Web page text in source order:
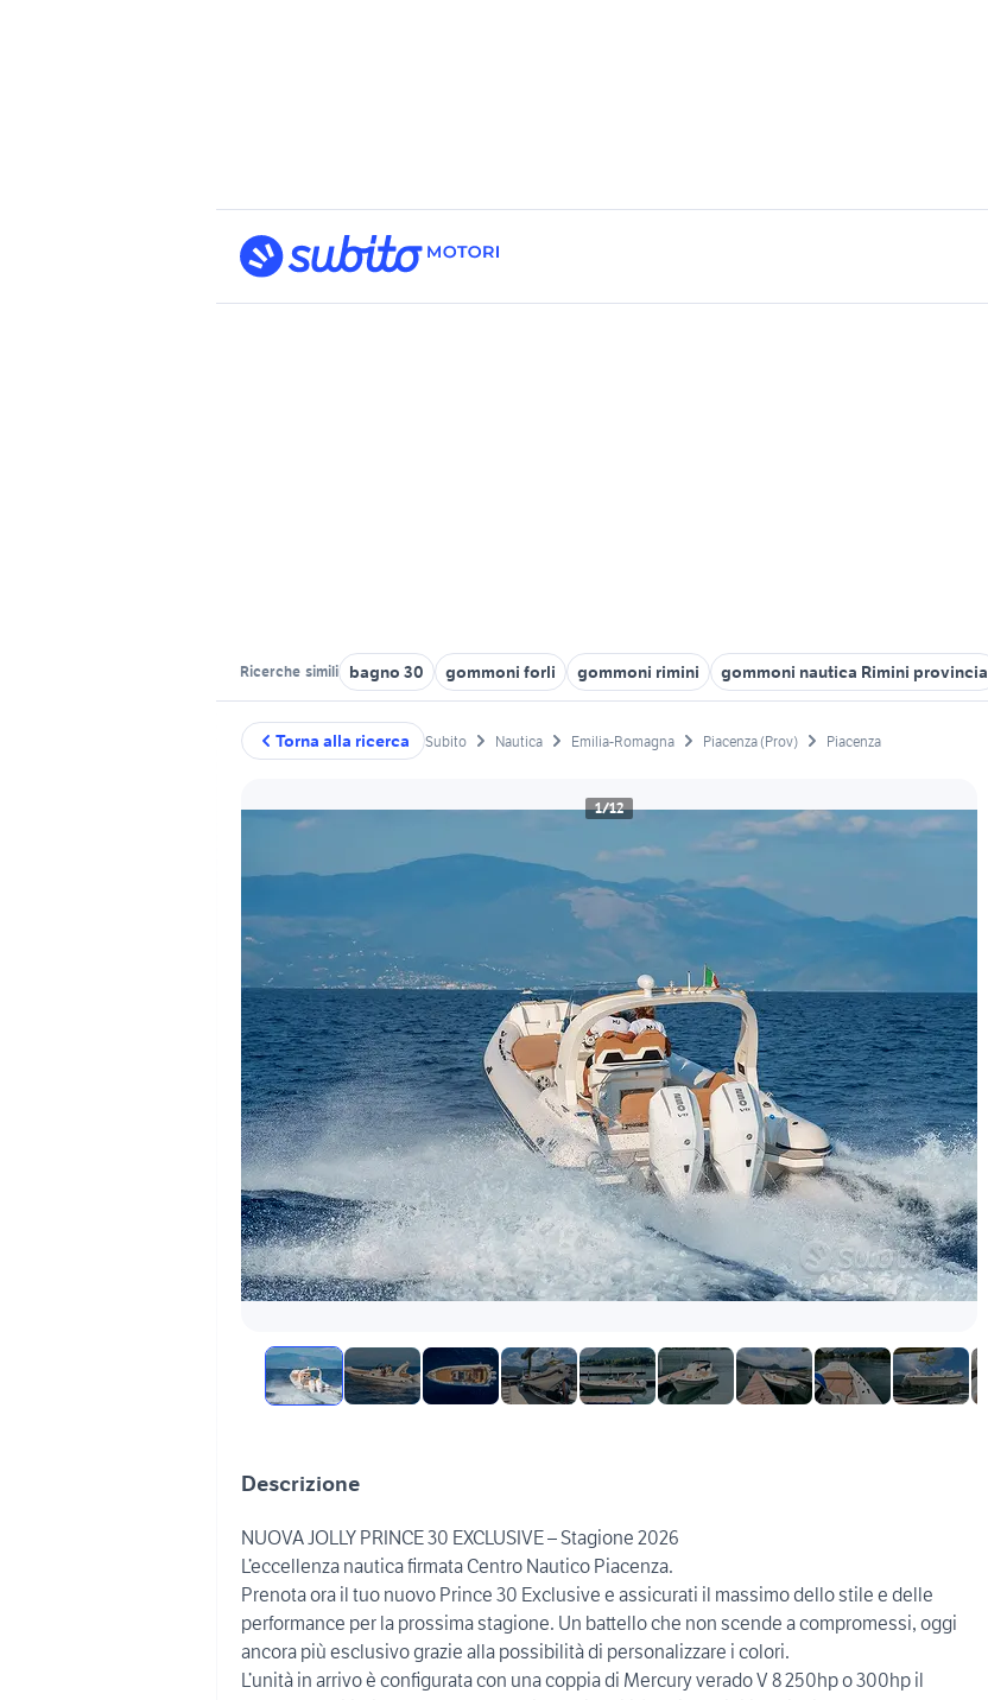
Ricerche simili bagno 30 gommoni forli gommoni rimini gommoni nautica Rimini provincia
Torna alla ricerca Subito Nautica Emilia-Romagna Piacenza (Prov) Piacenza
1/12
Descrizione
NUOVA JOLLY PRINCE 30 EXCLUSIVE – Stagione 2026
L’eccellenza nautica firmata Centro Nautico Piacenza.
Prenota ora il tuo nuovo Prince 30 Exclusive e assicurati il massimo dello stile e delle
performance per la prossima stagione. Un battello che non scende a compromessi, oggi
ancora più esclusivo grazie alla possibilità di personalizzare i colori.
L’unità in arrivo è configurata con una coppia di Mercury verado V 8 250hp o 300hp il